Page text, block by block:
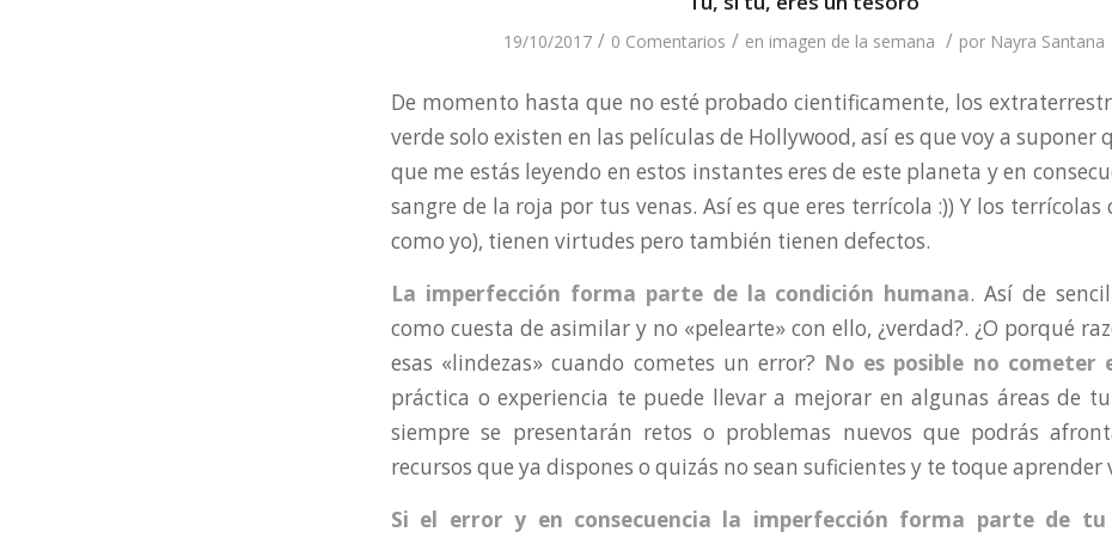
19/10/2017 / 0 Comentarios / en imagen de la semana / por Nayra Santana
De momento hasta que no esté probado cientificamente, los
verde solo existen en las películas de Hollywood, así es que voy a suponer
que me estás leyendo en estos instantes eres de este planeta y en
sangre de la roja por tus venas. Así es que eres terrícola :)) Y los terrícolas
como yo), tienen virtudes pero también tienen defectos.
La imperfección forma parte de la condición humana. Así de
como cuesta de asimilar y no «pelearte» con ello, ¿verdad?. ¿O porqué
esas «lindezas» cuando cometes un error? No es posible no cometer
práctica o experiencia te puede llevar a mejorar en algunas áreas de
siempre se presentarán retos o problemas nuevos que podrás
recursos que ya dispones o quizás no sean suficientes y te toque aprender
Si el error y en consecuencia la imperfección forma parte de tu